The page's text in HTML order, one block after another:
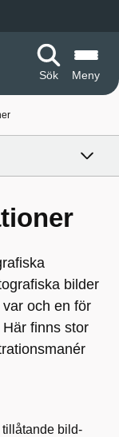
Sök
Meny
bilder
och en för
finns stor
tillåtande bild-